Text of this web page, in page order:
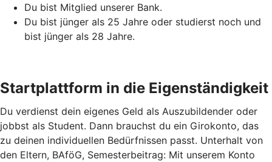
Du bist Mitglied unserer Bank.
Du bist jünger als 25 Jahre oder studierst noch und
bist jünger als 28 Jahre.
Startplattform in die Eigenständigkeit
Du verdienst dein eigenes Geld als Auszubildender oder
jobbst als Student. Dann brauchst du ein Girokonto, das
zu deinen individuellen Bedürfnissen passt. Unterhalt von
den Eltern, BAföG, Semesterbeitrag: Mit unserem Konto